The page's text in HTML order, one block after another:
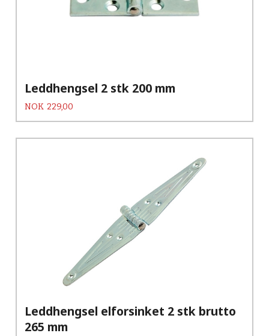
Leddhengsel 2 stk 200 mm
Pris
NOK 229,00
Leddhengsel elforsinket 2 stk brutto
265 mm